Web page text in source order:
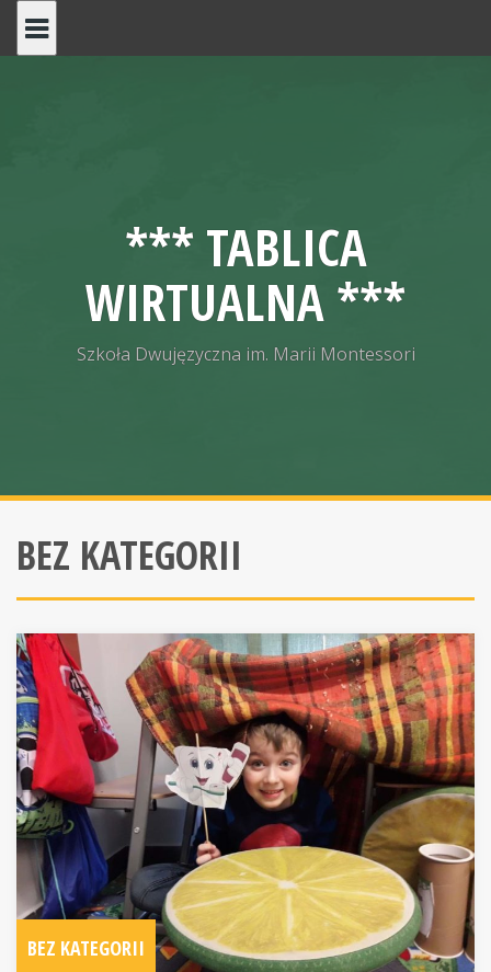
*** TABLICA
WIRTUALNA ***
Szkoła Dwujęzyczna im. Marii Montessori
BEZ KATEGORII
BEZ KATEGORII